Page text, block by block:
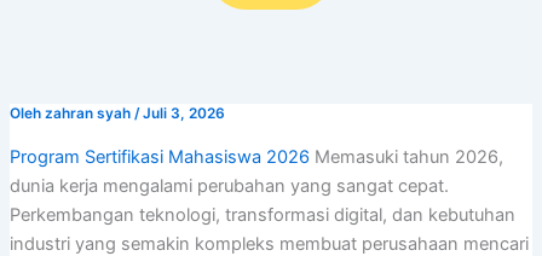
Oleh zahran syah /Juli 3, 2026
Program Sertifikasi Mahasiswa 2026 Memasuki tahun 2026,
dunia kerja mengalami perubahan yang sangat cepat.
Perkembangan teknologi, transformasi digital, dan kebutuhan
industri yang semakin kompleks membuat perusahaan mencari